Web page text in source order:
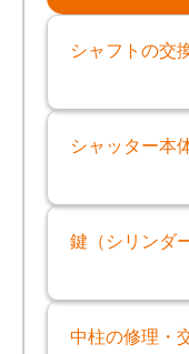
シャフトの交
シャッター本
鍵（シリンダ
中柱の修理・